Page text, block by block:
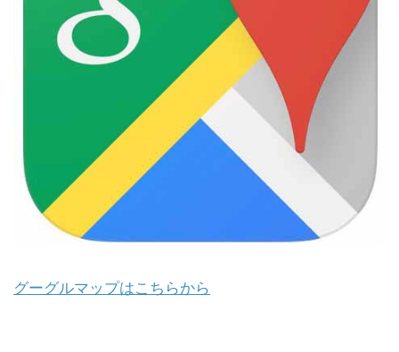
グーグルマップはこちらから